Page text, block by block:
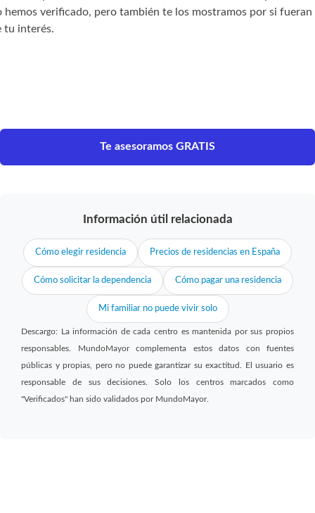
hemos verificado, pero también te los mostramos por si fueran
tu interés.
Te asesoramos GRATIS
Información útil relacionada
Cómo elegir residencia Precios de residencias en España
Cómo solicitar la dependencia Cómo pagar una residencia
Mi familiar no puede vivir solo
Descargo: La información de cada centro es mantenida por sus propios
responsables. MundoMayor complementa estos datos con fuentes
públicas y propias, pero no puede garantizar su exactitud. El usuario es
responsable de sus decisiones. Solo los centros marcados como
"Verificados" han sido validados por MundoMayor.